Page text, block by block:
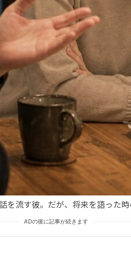
を流す彼。だが、将来を語った
ADの後に記事が続きます